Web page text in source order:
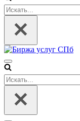
Искать...
Меню
навигации
Искать...